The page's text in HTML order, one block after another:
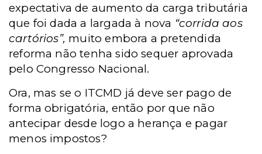
expectativa de aumento da carga tributária
que foi dada a largada à nova “corrida aos
cartórios”, muito embora a pretendida
reforma não tenha sido sequer aprovada
pelo Congresso Nacional.
Ora, mas se o ITCMD já deve ser pago de
forma obrigatória, então por que não
antecipar desde logo a herança e pagar
menos impostos?